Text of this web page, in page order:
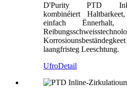
D'Purity PTD Inline-
kombinéiert
einfach Ënnerhalt,
laangfristeg Leeschtung.
UfroDetail